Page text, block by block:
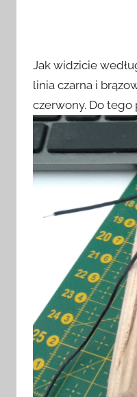
Jak widzicie
linia czarna i
czerwony. Do tego